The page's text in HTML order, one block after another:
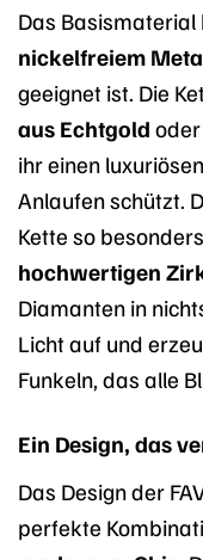
Das Basismaterial
nickelfreiem
geeignet ist. Die
aus Echtgold oder
ihr einen
Anlaufen schützt.
Kette so
hochwertigen
Diamanten in
Licht auf und
Funkeln, das alle
Ein Design, das
Das Design der
perfekte